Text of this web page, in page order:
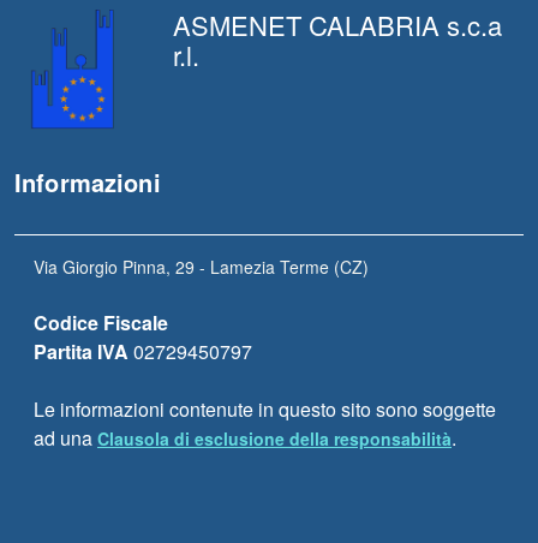
ASMENET CALABRIA s.c.a
r.l.
Informazioni
Via Giorgio Pinna, 29 - Lamezia Terme (CZ)
Codice Fiscale
Partita IVA 02729450797
Le informazioni contenute in questo sito sono soggette
ad una Clausola di esclusione della responsabilità.